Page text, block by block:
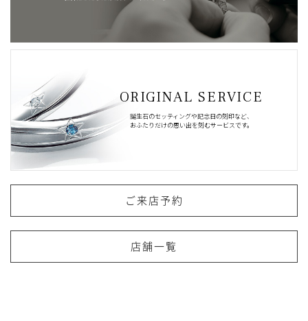
ORIGINAL SERVICE
誕生石のセッティングや記念日の刻印など、
おふたりだけの思い出を刻むサービスです。
ご来店予約
店舗一覧